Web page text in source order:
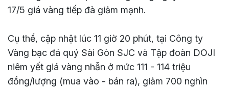
17/5 giá vàng tiếp đà giảm mạnh.
Cụ thể, cập nhật lúc 11 giờ 20 phút, tại Công ty
Vàng bạc đá quý Sài Gòn SJC và Tập đoàn DOJI
niêm yết giá vàng nhẫn ở mức 111 - 114 triệu
đồng/lượng (mua vào - bán ra), giảm 700 nghìn